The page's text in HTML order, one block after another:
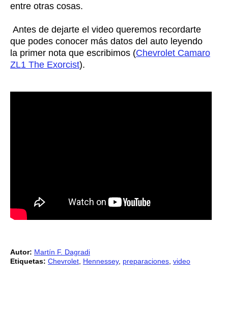
entre otras cosas.
Antes de dejarte el video queremos recordarte
que podes conocer más datos del auto leyendo
la primer nota que escribimos (Chevrolet Camaro
ZL1 The Exorcist).
Autor: Martín F. Dagradi
Etiquetas: Chevrolet, Hennessey, preparaciones, video